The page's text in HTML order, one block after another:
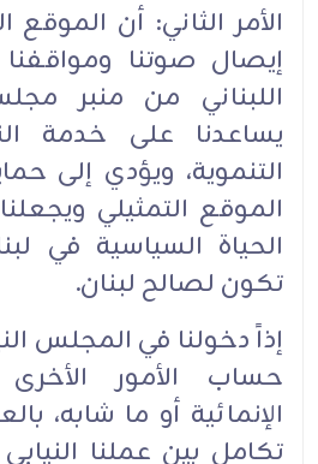
الأمر الثاني: أن الموقع
إيصال صوتنا
اللبناني من منبر
يساعدنا على خدمة
التنموية، ويؤدي إلى
الموقع التمثيلي
الحياة السياسية في
تكون لصالح لبنان.
إذاً دخولنا في المجلس
حساب الأمور الأخرى
الإنمائية أو ما شابه،
تكامل بين عملنا النيابي